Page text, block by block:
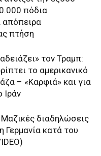
πόδια
απόπειρα
πτήση
τον Τραμπ:
το αμερικανικό
– «Καρφιά» και για
Ιράν
διαδηλώσεις
Γερμανία κατά του